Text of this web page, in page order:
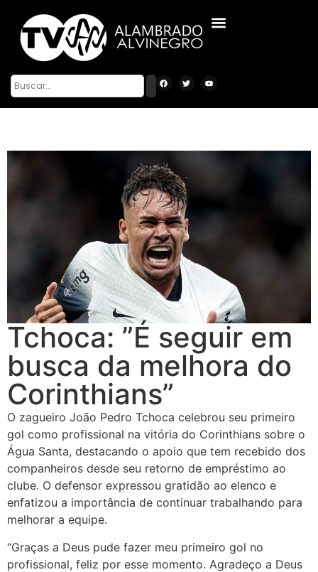
Tchoca: ”É seguir em
busca da melhora do
Corinthians”
O zagueiro João Pedro Tchoca celebrou seu primeiro
gol como profissional na vitória do Corinthians sobre o
Água Santa, destacando o apoio que tem recebido dos
companheiros desde seu retorno de empréstimo ao
clube. O defensor expressou gratidão ao elenco e
enfatizou a importância de continuar trabalhando para
melhorar a equipe.
“Graças a Deus pude fazer meu primeiro gol no
profissional, feliz por esse momento. Agradeço a Deus